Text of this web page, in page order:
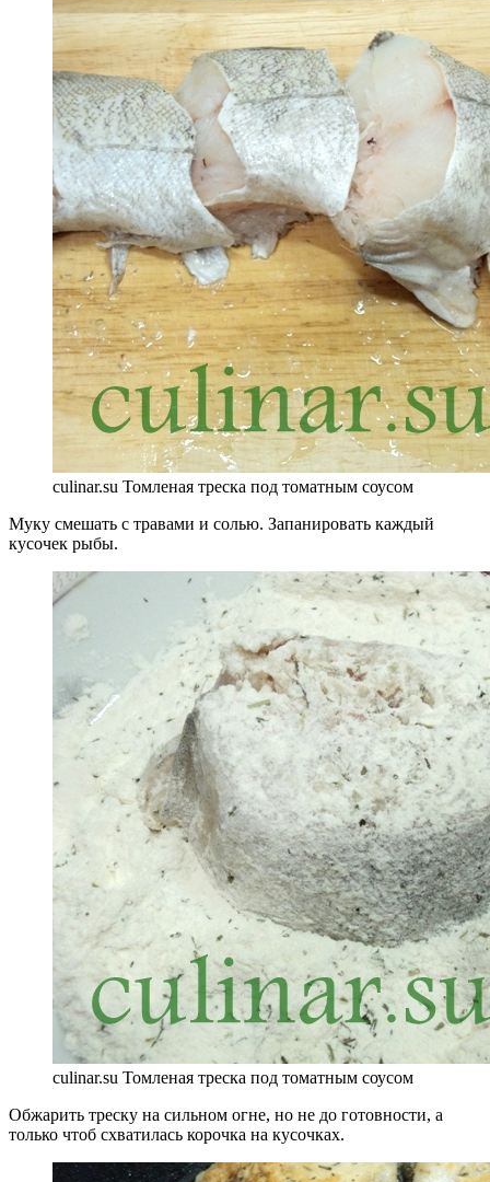
culinar.su Томленая треска под томатным соусом
Муку смешать с травами и солью. Запанировать каждый
кусочек рыбы.
culinar.su Томленая треска под томатным соусом
Обжарить треску на сильном огне, но не до готовности, а
только чтоб схватилась корочка на кусочках.